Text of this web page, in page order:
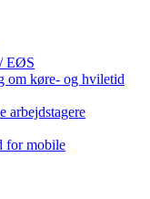
EØS
om køre- og hviletid
arbejdstagere
for mobile